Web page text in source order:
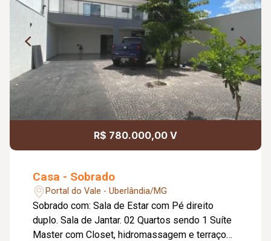
R$ 780.000,00 V
Casa - Sobrado
Portal do Vale - Uberlândia/MG
Sobrado com: Sala de Estar com Pé direito
duplo. Sala de Jantar. 02 Quartos sendo 1 Suíte
Master com Closet, hidromassagem e terraço